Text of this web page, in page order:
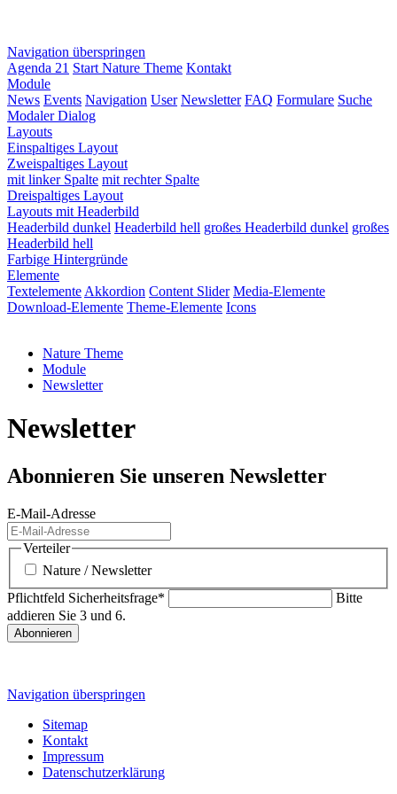
Navigation überspringen
Agenda 21 Start Nature Theme Kontakt
Module
News Events Navigation User Newsletter FAQ Formulare Suche
Modaler Dialog
Layouts
Einspaltiges Layout
Zweispaltiges Layout
mit linker Spalte mit rechter Spalte
Dreispaltiges Layout
Layouts mit Headerbild
Headerbild dunkel Headerbild hell großes Headerbild dunkel großes
Headerbild hell
Farbige Hintergründe
Elemente
Textelemente Akkordion Content Slider Media-Elemente
Download-Elemente Theme-Elemente Icons
Nature Theme
Module
Newsletter
Newsletter
Abonnieren Sie unseren Newsletter
E-Mail-Adresse
Verteiler
Nature / Newsletter
Pflichtfeld Sicherheitsfrage*
Bitte
addieren Sie 3 und 6.
Abonnieren
Navigation überspringen
Sitemap
Kontakt
Impressum
Datenschutzerklärung